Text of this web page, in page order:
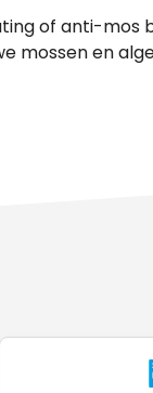
of anti-mos
mossen en